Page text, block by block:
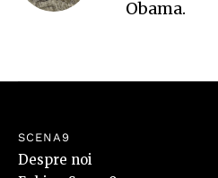
Obama.
SCENA9
Despre noi